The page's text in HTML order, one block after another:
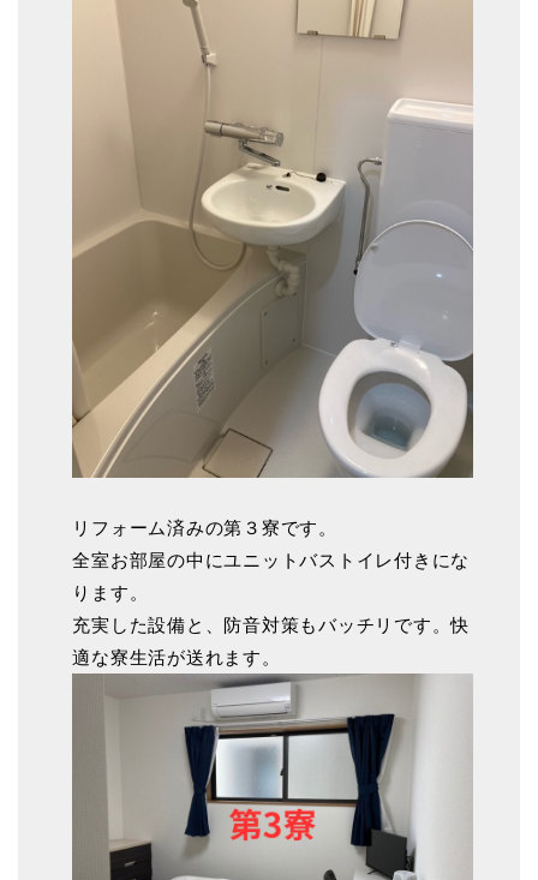
リフォーム済みの第３寮です。
全室お部屋の中にユニットバストイレ付きにな
ります。
充実した設備と、防音対策もバッチリです。快
適な寮生活が送れます。